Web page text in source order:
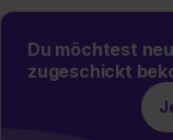
Du möchtest
zugeschickt